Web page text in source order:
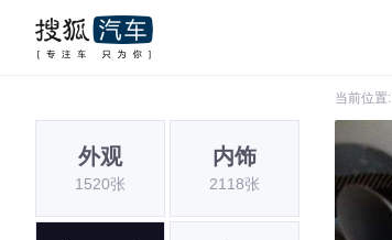
当前位置:
外观
1520张
内饰
2118张